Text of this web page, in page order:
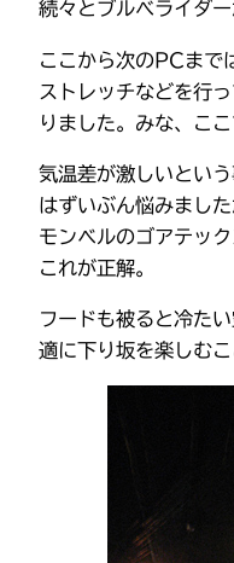
続々とブルべライダー
ここから次のPCまで
ストレッチなどを行
りました。みな、こ
気温差が激しいとい
はずいぶん悩みまし
モンベルのゴアテッ
これが正解。
フードも被ると冷た
適に下り坂を楽しむこ